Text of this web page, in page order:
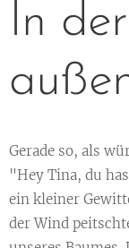
In
Gerade so, als
"Hey Tina, du
ein kleiner
der Wind